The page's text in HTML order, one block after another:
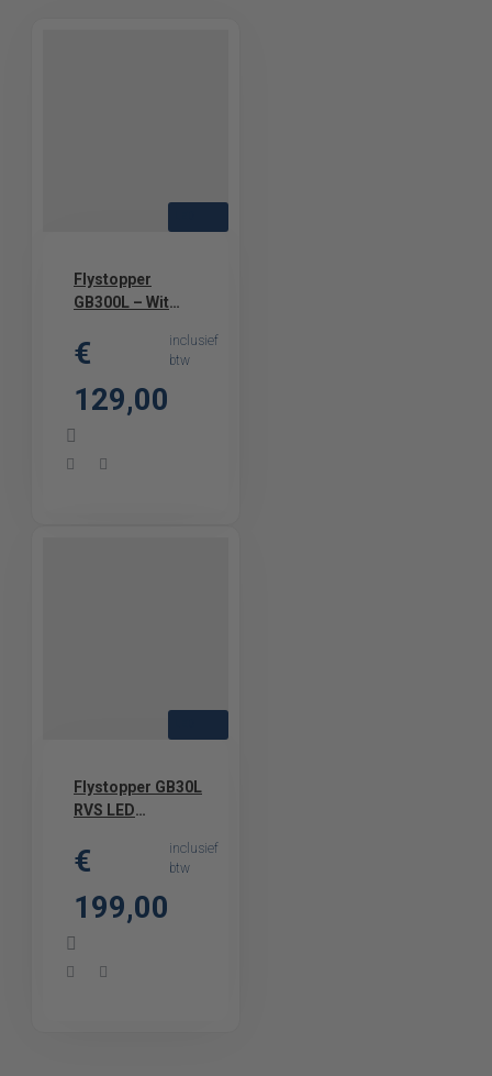
Flystopper
GB300L – Wit
Vliegenlamp met
€
129,00
inclusief
btw
Flystopper GB30L
RVS LED
kleefplaat
€
199,00
inclusief
btw